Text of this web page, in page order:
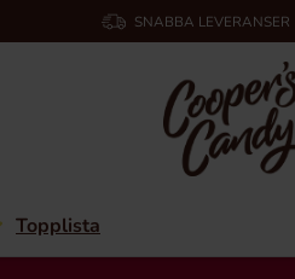
SNABBA LEVERANSER
Topplista